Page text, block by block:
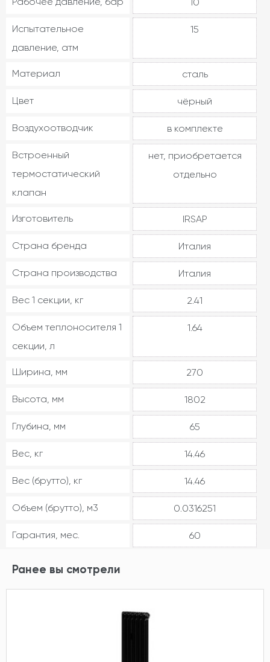
Испытательное
давление, атм
15
Материал сталь
Цвет чёрный
Воздухоотводчик в комплекте
Встроенный
термостатический
клапан
нет, приобретается
отдельно
Изготовитель IRSAP
Страна бренда Италия
Страна производства Италия
Вес 1 секции, кг 2.41
Объем теплоносителя 1
секции, л
1.64
Ширина, мм 270
Высота, мм 1802
Глубина, мм 65
Вес, кг 14.46
Вес (брутто), кг 14.46
Объем (брутто), м3 0.0316251
Гарантия, мес. 60
Ранее вы смотрели